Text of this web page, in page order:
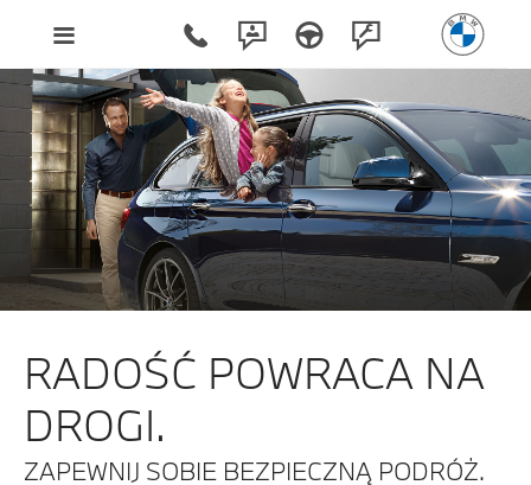
RADOŚĆ POWRACA NA
DROGI.
ZAPEWNIJ SOBIE BEZPIECZNĄ PODRÓŻ.